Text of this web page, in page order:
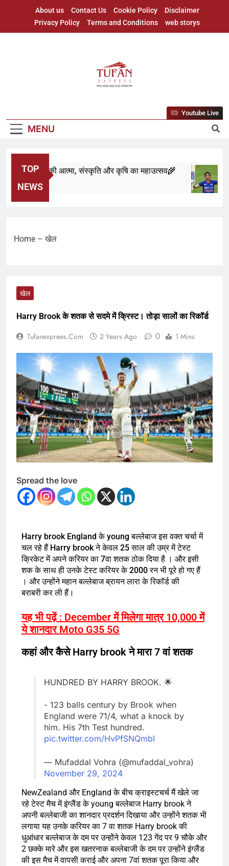
About us Contact Us Cookie Policy
Disclaimer
Privacy Policy
Terms and Conditions web storys
MENU
Youtube Live
TOP
NEWS
असम की आत्मा, संस्कृति और कृषि का महाउत्सव🌾
Ago
Home –खेल
खेल
Harry Brook के शतक से सदमे में क्रिस्ट। तोड़ा सालों का रिकॉर्ड
Tufanexprees.com 2 Years Ago 0 1 Mins
Spread the love
Harry brook England के young बल्लेबाज इस वक्त चर्चा में
चल रहे हैं Harry brook ने केवल 25 साल की उम्र में टेस्ट
क्रिकेट में अपने करियर का 7वा शतक ठोक दिया है । और इसी
शक के साथ ही उनके टेस्ट करियर के 2000 रन भी पूरे हो गए हैं
। और उन्होंने महान बल्लेबाज ब्रायन लारा के रिकॉर्ड की
बराबरी कर ली हैं।
यह भी पढ़ें : December में मिलेगा मात्र 10,000 में
ये शानदार Moto G35 5G
कहां और कैसे Harry brook ने मारा 7 वां शतक
HUNDRED BY HARRY BROOK. 🌟
- 123 balls century by Brook when
England were 71/4, what a knock by
him. His 7th Test hundred.
pic.twitter.com/HvPfSNQmbI
— Mufaddal Vohra (@mufaddal_vohra)
November 29, 2024
NewZealand और England के बीच क्राइस्टचर्च मैं खेले जा
रहे टेस्ट मैच में इंग्लैंड के young बल्लेबाज Harry brook ने
अपनी बल्लेबाजी का शानदार प्रदर्शन दिखाया और उन्होंने शतक भी
लगाया यह उनके करियर का 7 वा शतक Harry brook की
धुआंधार बल्लेबाज के दम पर उन्होंने केवल 123 गेंद पर 9 चौके और
2 छक्के मारे और इस खतरनाक बल्लेबाजी के दम पर उन्होंने इंग्लैंड
की इस मैच में वापसी कराई और अपना 7वां शतक पूरा किया और